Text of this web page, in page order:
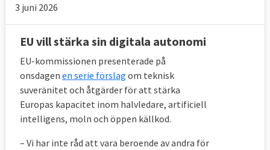
3 juni 2026
EU vill stärka sin digitala autonomi
EU-kommissionen presenterade på
onsdagen en serie förslag om teknisk
suveränitet och åtgärder för att stärka
Europas kapacitet inom halvledare, artificiell
intelligens, moln och öppen källkod.
– Vi har inte råd att vara beroende av andra för